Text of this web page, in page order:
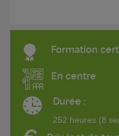
Formation
En centre
Durée :
252 heures (8